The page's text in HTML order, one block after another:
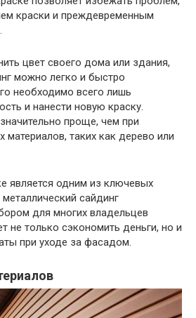
краски и преждевременным
цвет своего дома или здания,
можно легко и быстро
необходимо всего лишь
и нанести новую краску.
проще, чем при
материалов, таких как дерево или
является одним из ключевых
сайдинг
для многих владельцев
не только сэкономить деньги, но и
при уходе за фасадом.